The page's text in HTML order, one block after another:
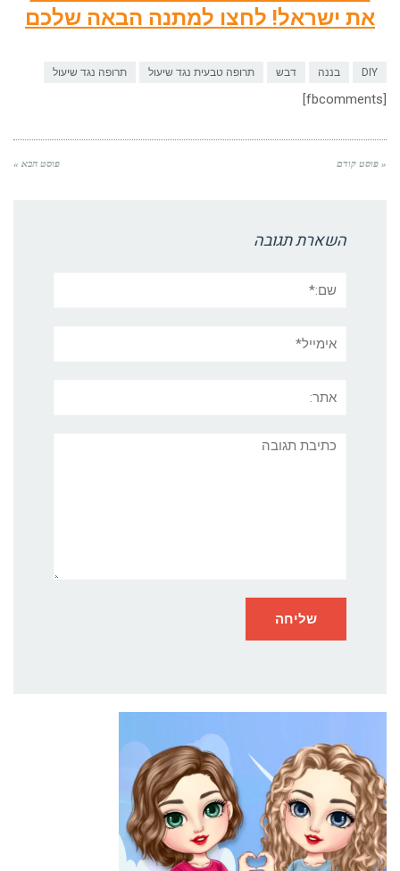
את ישראל! לחצו למתנה הבאה שלכם
DIY בננה דבש תרופה טבעית נגד שיעול תרופה נגד שיעול
[fbcomments]
« פוסט קודם פוסט הבא »
השארת תגובה